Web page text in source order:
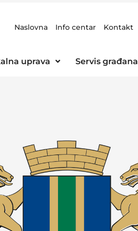
Naslovna Info centar Kontakt
uprava Servis građana